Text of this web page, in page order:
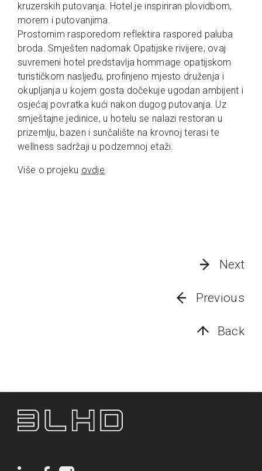
kruzerskih putovanja. Hotel je inspiriran plovidbom,
morem i putovanjima.
Prostornim rasporedom reflektira raspored paluba
broda. Smješten nadomak Opatijske rivijere, ovaj
suvremeni hotel predstavlja hommage opatijskom
turističkom nasljeđu, profinjeno mjesto druženja i
okupljanja u kojem gosta dočekuje ugodan ambijent i
osjećaj povratka kući nakon dugog putovanja. Uz
smještajne jedinice, u hotelu se nalazi restoran u
prizemlju, bazen i sunčalište na krovnoj terasi te
wellness sadržaji u podzemnoj etaži.
Više o projeku ovdje.
Next
Previous
Back